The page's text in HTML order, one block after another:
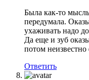
Была как-то
передумала.
ухаживать надо
Да еще и зуб
потом
Ответить